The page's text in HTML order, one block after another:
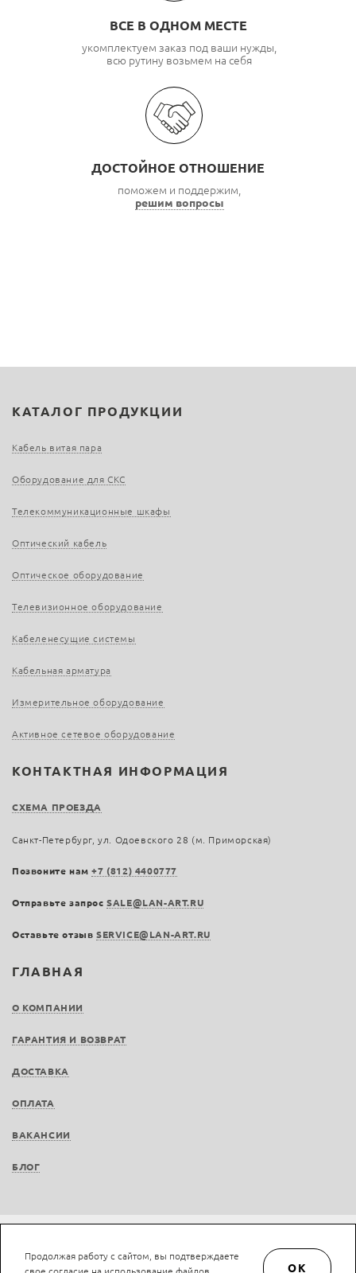
ВСЕ В ОДНОМ МЕСТЕ
укомплектуем заказ под ваши нужды,
всю рутину возьмем на себя
ДОСТОЙНОЕ ОТНОШЕНИЕ
поможем и поддержим,
решим вопросы
ГЛАВНАЯ
О КОМПАНИИ
ГАРАНТИЯ И ВОЗВРАТ
ДОСТАВКА
ОПЛАТА
ВАКАНСИИ
БЛОГ
КАТАЛОГ ПРОДУКЦИИ
Кабель витая пара
Оборудование для СКС
Телекоммуникационные шкафы
Оптический кабель
Оптическое оборудование
Телевизионное оборудование
Кабеленесущие системы
Кабельная арматура
Измерительное оборудование
Активное сетевое оборудование
КОНТАКТНАЯ ИНФОРМАЦИЯ
СХЕМА ПРОЕЗДА
Санкт-Петербург, ул. Одоевского 28 (м. Приморская)
Позвоните нам+7 (812) 4400777
Отправьте запросSALE@LAN-ART.RU
Оставьте отзыв SERVICE@LAN-ART.RU
Не является публичной офертой © LAN-art.ru, 2013—2026. Все права защищены.
Политика конфиденциальности.
Положение об обработке и защите персональных
Продолжая работу с сайтом, вы подтверждаете
OK